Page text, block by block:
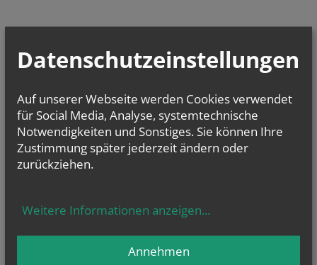
GOTTESDIENSTE
TERMINE
Sa.., 15. August 2026 08:00
Maria Himmelfahrt, 8:00 Hl. Messe, 9:15...
So.., 30. August 2026 09:30
Sa.., 05. September 2026 08:00
Heilige Messe in der Linienkapelle
Datenschutzeinstellungen
Auf unserer Webseite werden Cookies verwendet
für Social Media, Analyse, systemtechnische
Notwendigkeiten und Sonstiges. Sie können Ihre
Zustimmung später jederzeit ändern oder
zurückziehen.
Weitere Informationen anzeigen...
Annehmen